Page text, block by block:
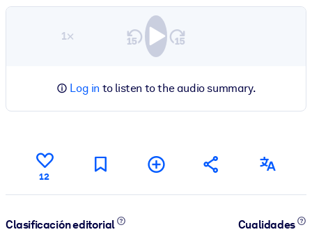
1×
Log in to listen to the audio summary.
12
Clasificación editorial
Cualidades